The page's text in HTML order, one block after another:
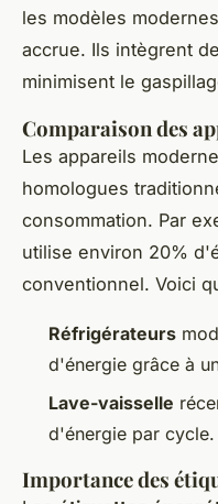
les modèles
accrue. Ils intègrent
minimisent le
Comparaison des
Les appareils
homologues
consommation. Par
utilise environ 20%
conventionnel. Voici
Réfrigérateurs
d'énergie grâce à
Lave-vaisselle
d'énergie par cycle.
Importance des